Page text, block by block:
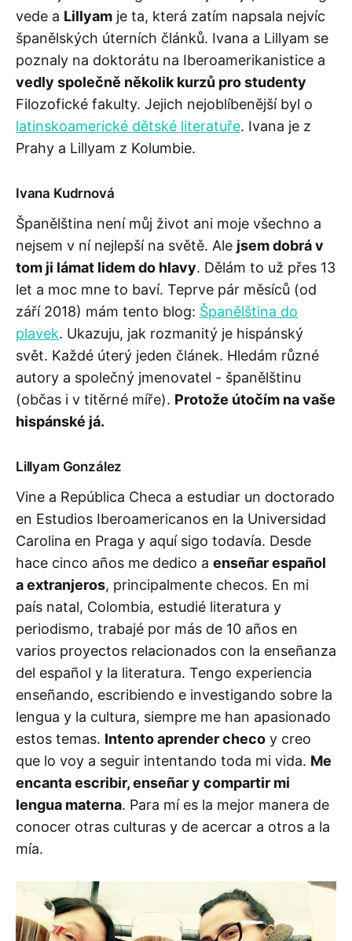
vede a Lillyam je ta, která zatím napsala nejvíc
španělských úterních článků. Ivana a Lillyam se
poznaly na doktorátu na Iberoamerikanistice a
vedly společně několik kurzů pro studenty
Filozofické fakulty. Jejich nejoblíbenější byl o
latinskoamerické dětské literatuře. Ivana je z
Prahy a Lillyam z Kolumbie.
Ivana Kudrnová
Španělština není můj život ani moje všechno a
nejsem v ní nejlepší na světě. Ale jsem dobrá v
tom ji lámat lidem do hlavy. Dělám to už přes 13
let a moc mne to baví. Teprve pár měsíců (od
září 2018) mám tento blog: Španělština do
plavek. Ukazuju, jak rozmanitý je hispánský
svět. Každé úterý jeden článek. Hledám různé
autory a společný jmenovatel - španělštinu
(občas i v titěrné míře). Protože útočím na vaše
hispánské já.
Lillyam González
Vine a República Checa a estudiar un doctorado
en Estudios Iberoamericanos en la Universidad
Carolina en Praga y aquí sigo todavía. Desde
hace cinco años me dedico a enseñar español
a extranjeros, principalmente checos. En mi
país natal, Colombia, estudié literatura y
periodismo, trabajé por más de 10 años en
varios proyectos relacionados con la enseñanza
del español y la literatura. Tengo experiencia
enseñando, escribiendo e investigando sobre la
lengua y la cultura, siempre me han apasionado
estos temas. Intento aprender checo y creo
que lo voy a seguir intentando toda mi vida. Me
encanta escribir, enseñar y compartir mi
lengua materna. Para mí es la mejor manera de
conocer otras culturas y de acercar a otros a la
mía.